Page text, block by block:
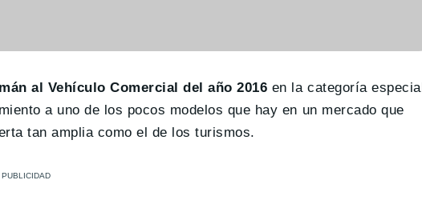
al Vehículo Comercial del año 2016 en la categoría especial
a uno de los pocos modelos que hay en un mercado que
tan amplia como el de los turismos.